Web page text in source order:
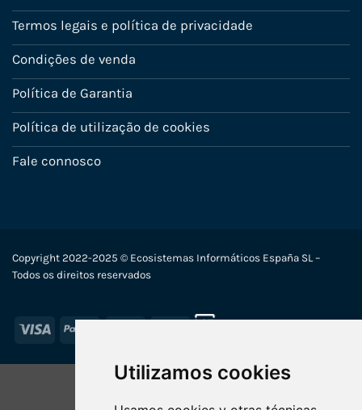
Utilizamos cookies
Termos legais e política de privacidade
Condições de venda
Política de Garantia
Política de utilização de cookies
Fale connosco
Copyright 2022-2025 © Ecosistemas Informáticos España SL –
Todos os direitos reservados
Visa